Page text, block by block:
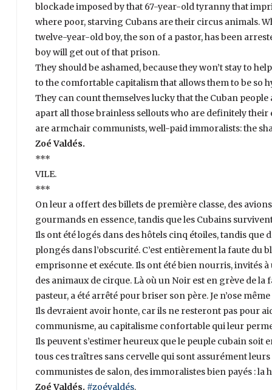
blockade imposed by that 67-year-old tyranny that
where poor, starving Cubans are their circus animals.
twelve-year-old boy, the son of a pastor, has been
boy will get out of that prison.
They should be ashamed, because they won’t stay to
to the comfortable capitalism that allows them to be so
They can count themselves lucky that the Cuban
apart all those brainless sellouts who are definitely
are armchair communists, well-paid immoralists: the
Zoé Valdés.
***
VILE.
***
On leur a offert des billets de première classe, des
gourmands en essence, tandis que les Cubains
Ils ont été logés dans des hôtels cinq étoiles, tandis que
plongés dans l’obscurité. C’est entièrement la faute du
emprisonne et exécute. Ils ont été bien nourris, invités
des animaux de cirque. Là où un Noir est en grève de
pasteur, a été arrêté pour briser son père. Je n’ose
Ils devraient avoir honte, car ils ne resteront pas pour
communisme, au capitalisme confortable qui leur
Ils peuvent s’estimer heureux que le peuple cubain
tous ces traîtres sans cervelle qui sont assurément
communistes de salon, des immoralistes bien payés : la
Zoé Valdés. #zoévaldés.